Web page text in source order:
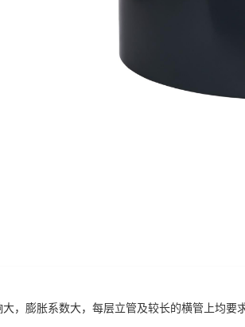
大，膨胀系数大，每层立管及较长的横管上均